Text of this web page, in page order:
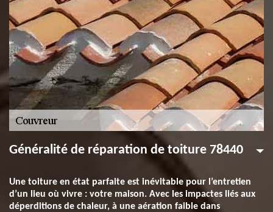
Généralité de réparation de toiture 78440
Une toiture en état parfaite est inévitable pour l’entretien
d’un lieu où vivre : votre maison. Avec les impactes liés aux
déperditions de chaleur, à une aération faible dans